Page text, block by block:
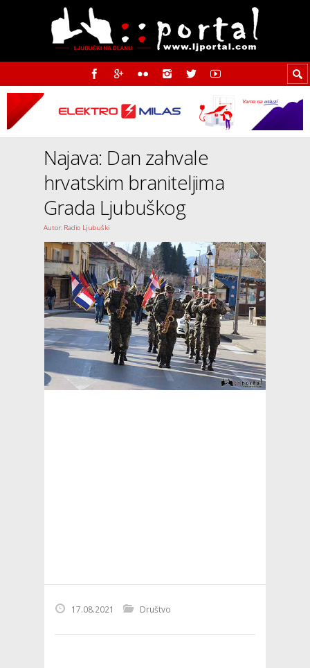
Najava: Dan zahvale
hrvatskim braniteljima
Grada Ljubuškog
Autor: Radio Ljubuški
17.08.2021 Društvo